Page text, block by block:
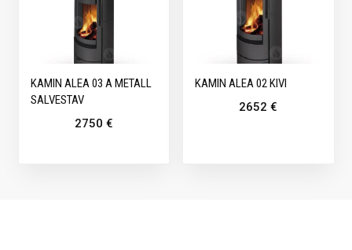
KAMIN ALEA 03 A METALL
SALVESTAV
2750 €
KAMIN ALEA 02 KIVI
2652€